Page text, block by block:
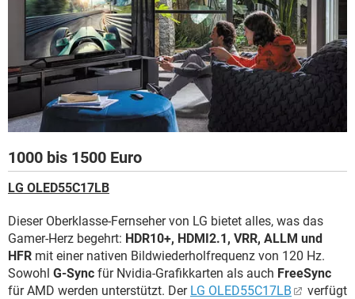
1000 bis 1500 Euro
LG OLED55C17LB
Dieser Oberklasse-Fernseher von LG bietet alles, was das
Gamer-Herz begehrt: HDR10+, HDMI2.1, VRR, ALLM und
HFR mit einer nativen Bildwiederholfrequenz von 120 Hz.
Sowohl G-Sync für Nvidia-Grafikkarten als auch FreeSync
für AMD werden unterstützt. Der LG OLED55C17LB
verfügt